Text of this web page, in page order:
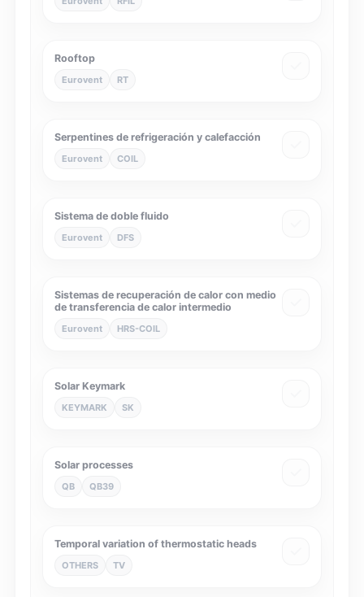
Rooftop
Eurovent RT
Serpentines de refrigeración y calefacción
Eurovent COIL
Sistema de doble fluido
Eurovent DFS
Sistemas de recuperación de calor con medio
de transferencia de calor intermedio
Eurovent HRS-COIL
Solar Keymark
KEYMARK SK
Solar processes
QB QB39
Temporal variation of thermostatic heads
OTHERS TV